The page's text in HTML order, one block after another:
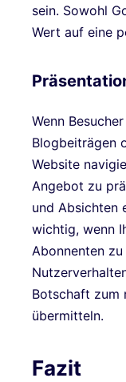
sein. Sowohl
Wert auf eine
Wenn
Blogbeiträgen
Website
Angebot zu
und Absichten
wichtig, wenn
Abonnenten
Botschaft zum
übermitteln.
Fazit